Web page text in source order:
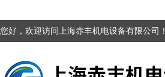
您好，欢迎访问上海赤丰机电设备有限公司！